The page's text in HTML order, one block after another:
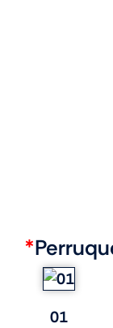
*
01